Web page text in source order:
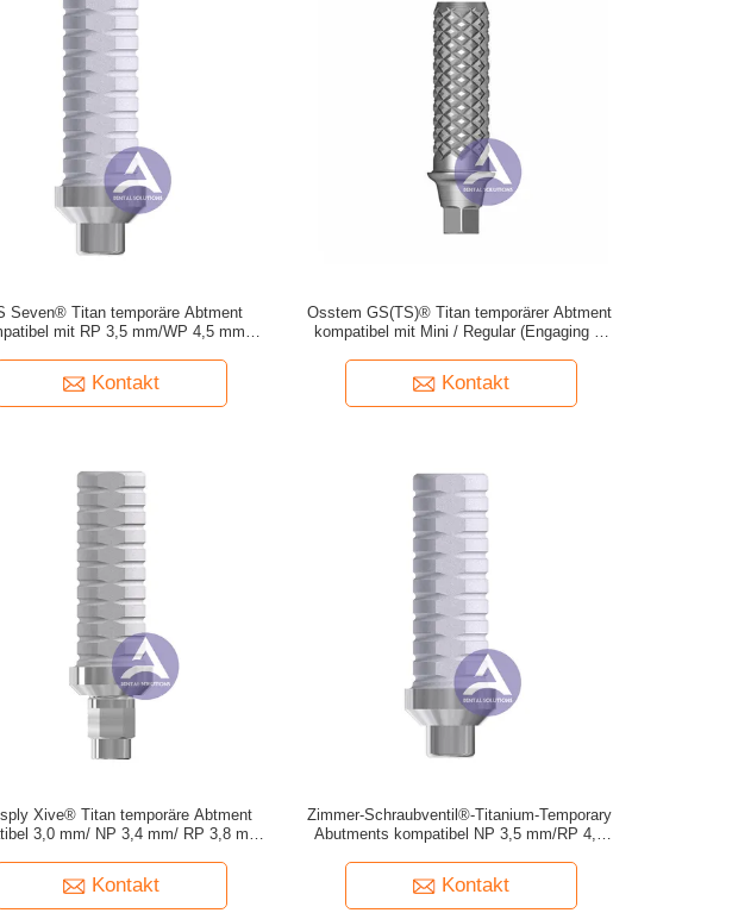
Seven® Titan temporäre Abtment
mit RP 3,5 mm/WP 4,5 mm
Kontakt
Osstem GS(TS)® Titan temporärer Abtment
kompatibel mit Mini / Regular (Engaging &
Kontakt
Xive® Titan temporäre Abtment
3,0 mm/ NP 3,4 mm/ RP 3,8 mm/
Kontakt
Zimmer-Schraubventil®-Titanium-Temporary
Abutments kompatibel NP 3,5 mm/RP 4,5
Kontakt